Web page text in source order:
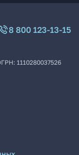
8 800 123-13-15
1110280037526